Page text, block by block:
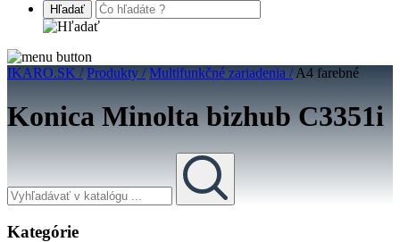
IKARO.SK / Produkty / Multifunkčné zariadenia /A4 farebné
Konica Minolta bizhub C3351i
Kategórie